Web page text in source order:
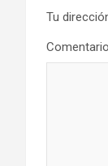
Tu
Comentario